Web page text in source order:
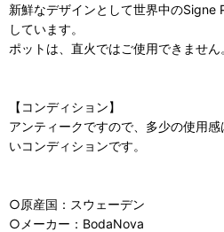
新鮮なデザインとして世界中のSigne
しています。
ポットは、直火ではご使用できません
【コンディション】
アンティークですので、多少の使用
いコンディションです。
○原産国：スウェーデン
○メーカー：BodaNova